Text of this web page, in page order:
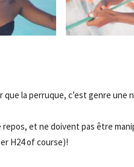
la perruque, c’est genre une
et ne doivent pas être
H24 of course)!